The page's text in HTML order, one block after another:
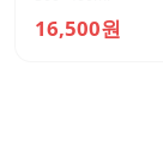
16,500원